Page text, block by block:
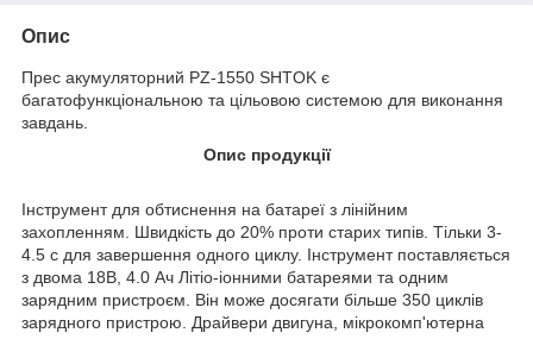
Опис
Прес акумуляторний PZ-1550 SHTOK є
багатофункціональною та цільовою системою для виконання
завдань.
Опис продукції
Інструмент для обтиснення на батареї з лінійним
захопленням. Швидкість до 20% проти старих типів. Тільки 3-
4.5 с для завершення одного циклу. Інструмент поставляється
з двома 18В, 4.0 Ач Літіо-іонними батареями та одним
зарядним пристроєм. Він може досягати більше 350 циклів
зарядного пристрою. Драйвери двигуна, мікрокомп'ютерна